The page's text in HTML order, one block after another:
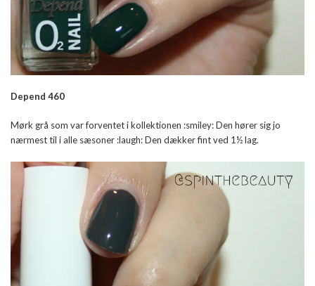
Depend 460
Mørk grå som var forventet i kollektionen :smiley: Den hører sig jo
nærmest til i alle sæsoner :laugh: Den dækker fint ved 1½ lag.